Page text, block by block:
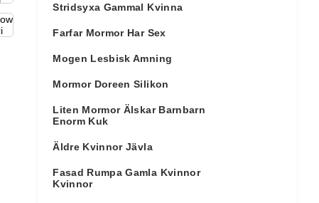
Stridsyxa Gammal Kvinna
Farfar Mormor Har Sex
Mogen Lesbisk Amning
Mormor Doreen Silikon
Liten Mormor Älskar Barnbarn
Enorm Kuk
Äldre Kvinnor Jävla
Fasad Rumpa Gamla Kvinnor
Kvinnor